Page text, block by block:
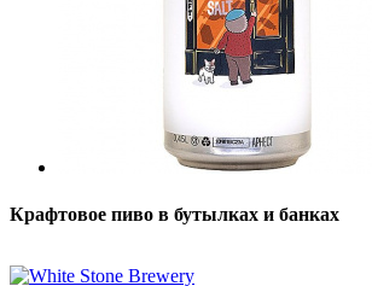
Крафтовое пиво в бутылках и банках